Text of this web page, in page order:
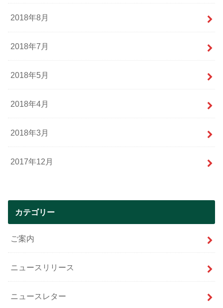
2018年8月
2018年7月
2018年5月
2018年4月
2018年3月
2017年12月
カテゴリー
ご案内
ニュースリリース
ニュースレター